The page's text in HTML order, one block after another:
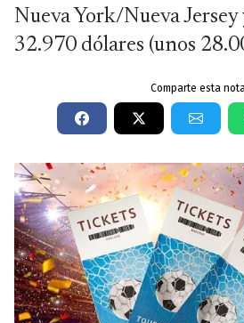
Nueva York/Nueva Jersey
32.970 dólares (unos
Comparte esta